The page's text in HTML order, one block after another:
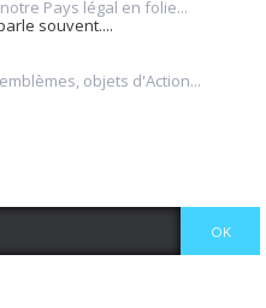
Pays légal en folie...
souvent....
objets d'Action...